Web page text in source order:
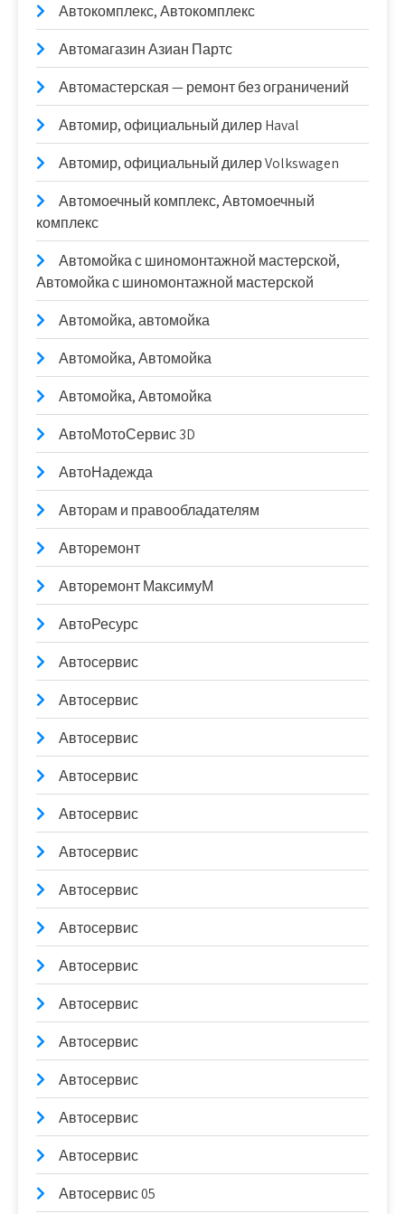
Автокомплекс, Автокомплекс
Автомагазин Азиан Партс
Автомастерская — ремонт без ограничений
Автомир, официальный дилер Haval
Автомир, официальный дилер Volkswagen
Автомоечный комплекс, Автомоечный
комплекс
Автомойка с шиномонтажной мастерской,
Автомойка с шиномонтажной мастерской
Автомойка, автомойка
Автомойка, Автомойка
Автомойка, Автомойка
АвтоМотоСервис 3D
АвтоНадежда
Авторам и правообладателям
Авторемонт
Авторемонт МаксимуМ
АвтоРесурс
Автосервис
Автосервис
Автосервис
Автосервис
Автосервис
Автосервис
Автосервис
Автосервис
Автосервис
Автосервис
Автосервис
Автосервис
Автосервис
Автосервис
Автосервис 05